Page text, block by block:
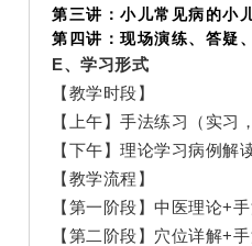
第三讲：小儿常见病的小
第四讲：现场演练、答疑
E、学习形式
【教学时段】
【上午】手法练习（实习
【下午】理论学习病例解
【教学流程】
【第一阶段】中医理论+
【第二阶段】穴位详解+